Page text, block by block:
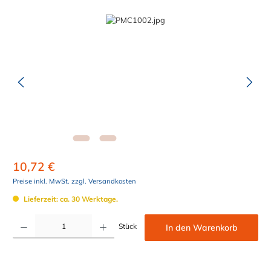
10,72 €
Preise inkl. MwSt. zzgl. Versandkosten
Lieferzeit: ca. 30 Werktage.
Stück In den Warenkorb